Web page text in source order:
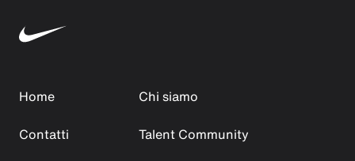
Home
Chi siamo
Contatti
Talent Community